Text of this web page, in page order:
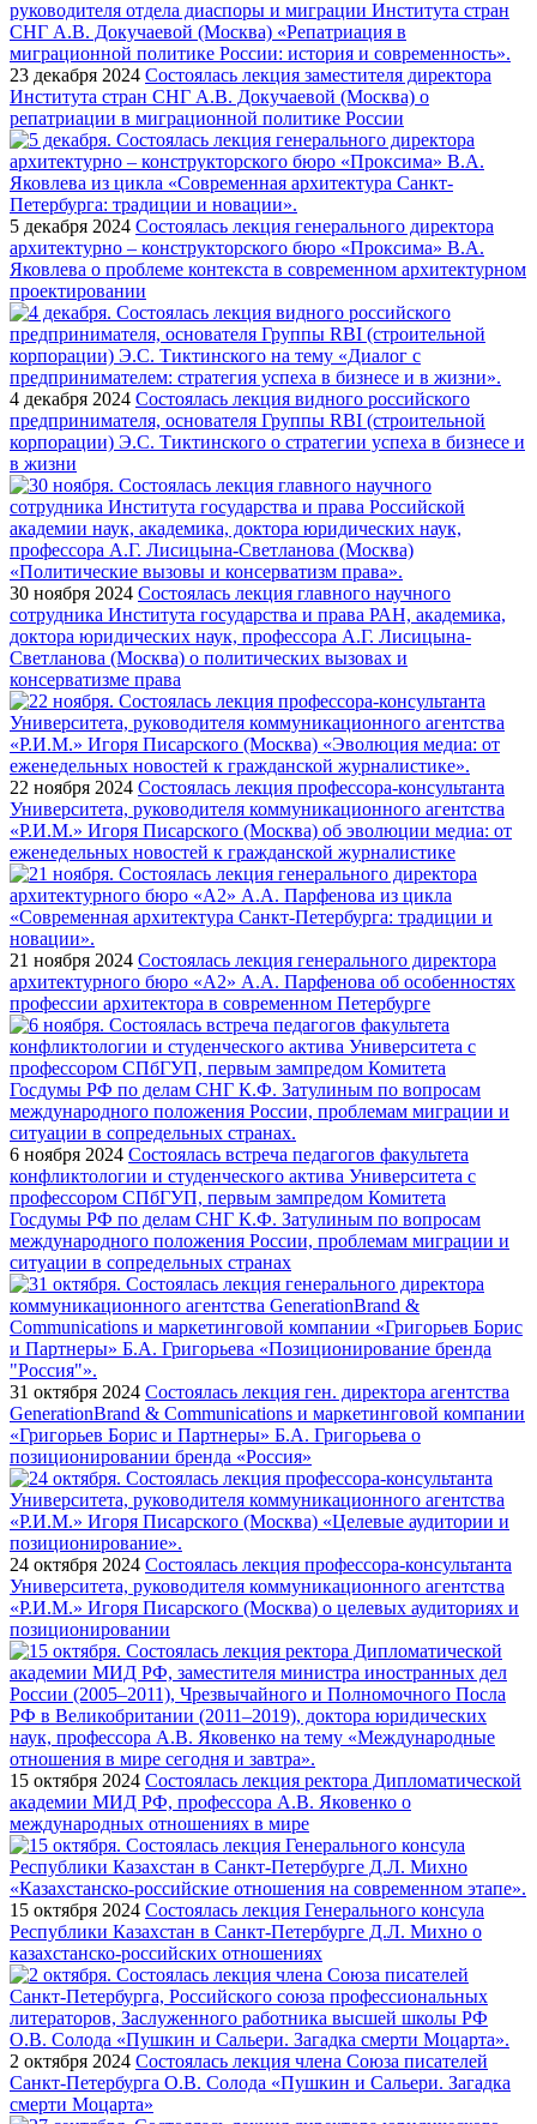
23 декабря 2024 Состоялась лекция заместителя директора
Института стран СНГ А.В. Докучаевой (Москва) о
репатриации в миграционной политике России
5 декабря 2024 Состоялась лекция генерального директора
архитектурно – конструкторского бюро «Проксима» В.А.
Яковлева о проблеме контекста в современном архитектурном
проектировании
4 декабря 2024 Состоялась лекция видного российского
предпринимателя, основателя Группы RBI (строительной
корпорации) Э.С. Тиктинского о стратегии успеха в бизнесе и
в жизни
30 ноября 2024 Состоялась лекция главного научного
сотрудника Института государства и права РАН, академика,
доктора юридических наук, профессора А.Г. Лисицына-
Светланова (Москва) о политических вызовах и
консерватизме права
22 ноября 2024 Состоялась лекция профессора-консультанта
Университета, руководителя коммуникационного агентства
«Р.И.М.» Игоря Писарского (Москва) об эволюции медиа: от
еженедельных новостей к гражданской журналистике
21 ноября 2024 Состоялась лекция генерального директора
архитектурного бюро «А2» А.А. Парфенова об особенностях
профессии архитектора в современном Петербурге
6 ноября 2024 Состоялась встреча педагогов факультета
конфликтологии и студенческого актива Университета с
профессором СПбГУП, первым зампредом Комитета
Госдумы РФ по делам СНГ К.Ф. Затулиным по вопросам
международного положения России, проблемам миграции и
ситуации в сопредельных странах
31 октября 2024 Состоялась лекция ген. директора агентства
GenerationBrand & Communications и маркетинговой компании
«Григорьев Борис и Партнеры» Б.А. Григорьева о
позиционировании бренда «Россия»
24 октября 2024 Состоялась лекция профессора-консультанта
Университета, руководителя коммуникационного агентства
«Р.И.М.» Игоря Писарского (Москва) о целевых аудиториях и
позиционировании
15 октября 2024 Состоялась лекция ректора Дипломатической
академии МИД РФ, профессора А.В. Яковенко о
международных отношениях в мире
15 октября 2024 Состоялась лекция Генерального консула
Республики Казахстан в Санкт-Петербурге Д.Л. Михно о
казахстанско-российских отношениях
2 октября 2024 Состоялась лекция члена Союза писателей
Санкт-Петербурга О.В. Солода «Пушкин и Сальери. Загадка
смерти Моцарта»